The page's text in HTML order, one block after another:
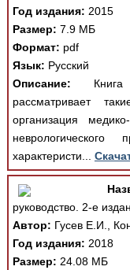
Год издания: 2015
Размер: 7.9 МБ
Формат: pdf
Язык: Русский
Описание: Книга
рассматривает
организация
неврологического
характеристи...
руководство. 2-е
Автор: Гусев Е.И.,
Год издания: 2018
Размер: 24.08 МБ